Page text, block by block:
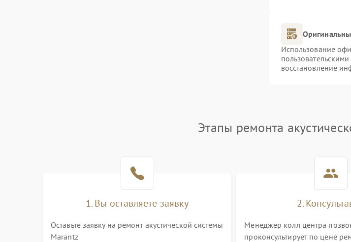
Использование
восстановление
Этапы ремонта
1. Вы оставляете заявку
Оставьте заявку на ремонт акустической системы
Marantz
2.
Менеджер колл центра
проконсультирует по цене